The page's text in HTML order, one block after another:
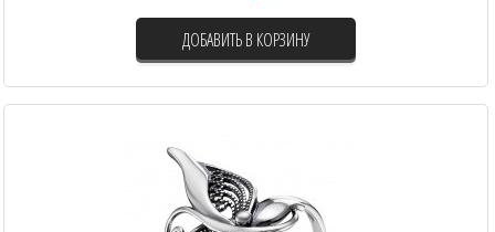
ДОБАВИТЬ В КОРЗИНУ